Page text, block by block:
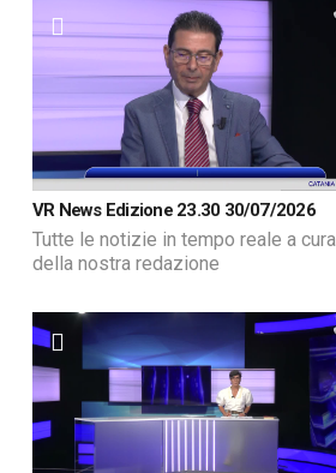
VR News Edizione 23.30 30/07/2026
Tutte le notizie in tempo reale a cura
della nostra redazione